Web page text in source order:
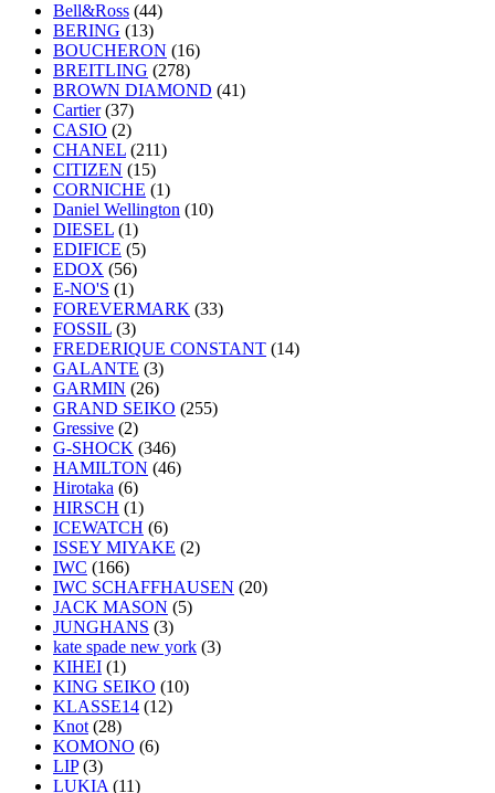
Bell&Ross (44)
BERING (13)
BOUCHERON (16)
BREITLING (278)
BROWN DIAMOND (41)
Cartier(37)
CASIO (2)
CHANEL (211)
CITIZEN (15)
CORNICHE (1)
Daniel Wellington (10)
DIESEL (1)
EDIFICE (5)
EDOX (56)
E-NO'S (1)
FOREVERMARK (33)
FOSSIL (3)
FREDERIQUE CONSTANT (14)
GALANTE (3)
GARMIN (26)
GRAND SEIKO (255)
Gressive (2)
G-SHOCK (346)
HAMILTON (46)
Hirotaka (6)
HIRSCH (1)
ICEWATCH (6)
ISSEY MIYAKE (2)
IWC (166)
IWC SCHAFFHAUSEN (20)
JACK MASON (5)
JUNGHANS (3)
kate spade new york (3)
KIHEI (1)
KING SEIKO (10)
KLASSE14 (12)
Knot (28)
KOMONO (6)
LIP(3)
LUKIA (11)